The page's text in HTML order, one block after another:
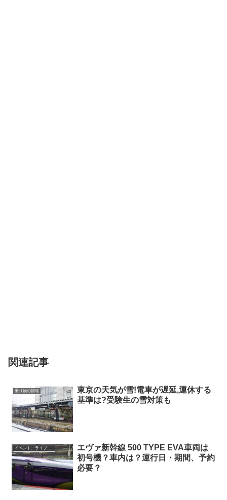
関連記事
乗り物の情報
東京の天気が雪!電車が遅延,運休する
基準は?受験生の雪対策も
イベント、ライブ最新情報
エヴァ新幹線 500 TYPE EVA車両は
初号機？車内は？運行日・期間、予約
必要？